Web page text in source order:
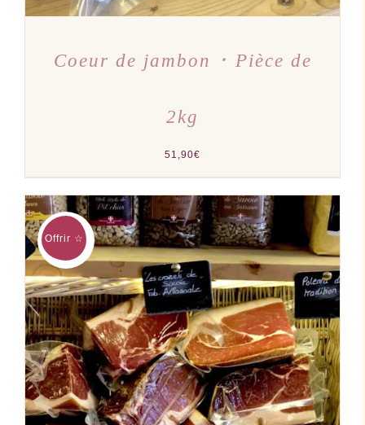
Coeur de jambon ･ Pièce de
2kg
51,90€
Offrir ☆
AJOUTER AU PANIER
/
DÉTAILS